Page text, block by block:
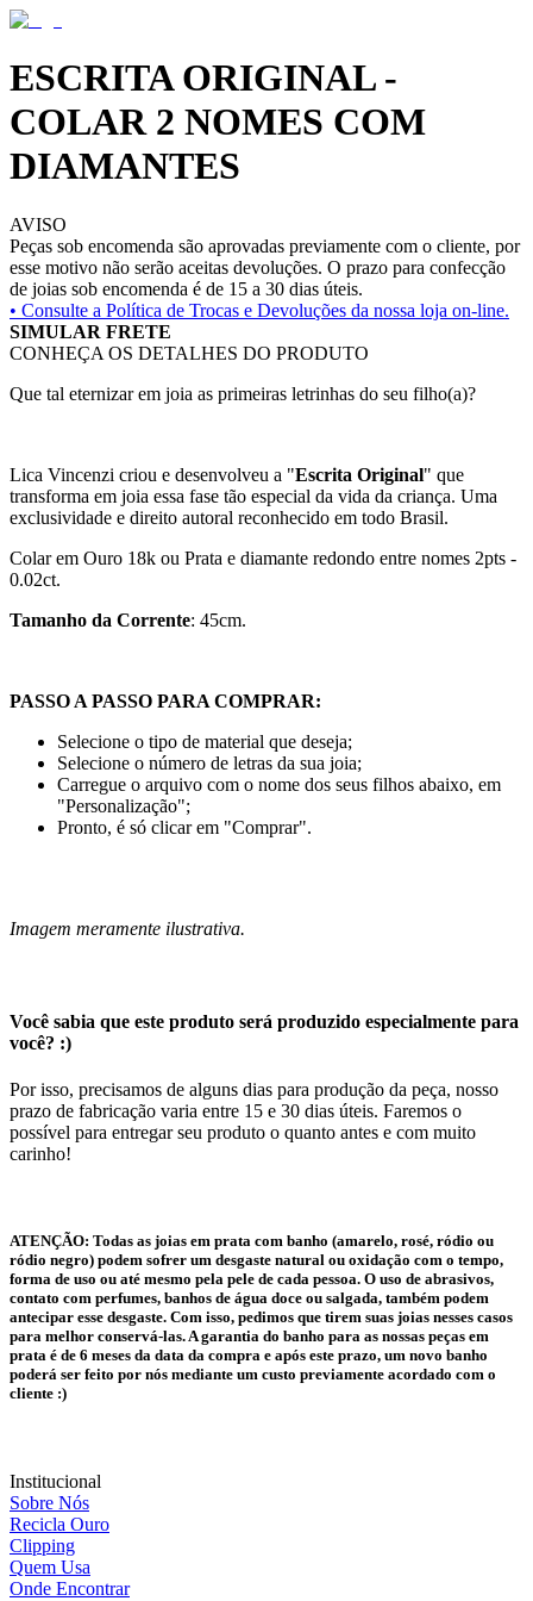
ESCRITA ORIGINAL -
COLAR 2 NOMES COM
DIAMANTES
AVISO
Peças sob encomenda são aprovadas previamente com o cliente, por
esse motivo não serão aceitas devoluções. O prazo para confecção
de joias sob encomenda é de 15 a 30 dias úteis.
• Consulte a Política de Trocas e Devoluções da nossa loja on-line.
SIMULAR FRETE
CONHEÇA OS DETALHES DO PRODUTO
Que tal eternizar em joia as primeiras letrinhas do seu filho(a)?
Lica Vincenzi criou e desenvolveu a "Escrita Original" que
transforma em joia essa fase tão especial da vida da criança. Uma
exclusividade e direito autoral reconhecido em todo Brasil.
Colar em Ouro 18k ou Prata e diamante redondo entre nomes 2pts -
0.02ct.
Tamanho da Corrente: 45cm.
PASSO A PASSO PARA COMPRAR:
Selecione o tipo de material que deseja;
Selecione o número de letras da sua joia;
Carregue o arquivo com o nome dos seus filhos abaixo, em
"Personalização";
Pronto, é só clicar em "Comprar".
Imagem meramente ilustrativa.
Você sabia que este produto será produzido especialmente para
você? :)
Por isso, precisamos de alguns dias para produção da peça, nosso
prazo de fabricação varia entre 15 e 30 dias úteis. Faremos o
possível para entregar seu produto o quanto antes e com muito
carinho!
ATENÇÃO: Todas as joias em prata com banho (amarelo, rosé, ródio ou
ródio negro) podem sofrer um desgaste natural ou oxidação com o tempo,
forma de uso ou até mesmo pela pele de cada pessoa. O uso de abrasivos,
contato com perfumes, banhos de água doce ou salgada, também podem
antecipar esse desgaste. Com isso, pedimos que tirem suas joias nesses casos
para melhor conservá-las. A garantia do banho para as nossas peças em
prata é de 6 meses da data da compra e após este prazo, um novo banho
poderá ser feito por nós mediante um custo previamente acordado com o
cliente :)
Institucional
Sobre Nós
Recicla Ouro
Clipping
Quem Usa
Onde Encontrar